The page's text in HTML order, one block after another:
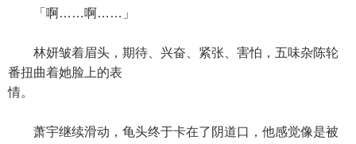
「啊……啊……」
林妍皱着眉头，期待、兴奋、紧张、害怕，五味杂陈轮
番扭曲着她脸上的表
情。
萧宇继续滑动，龟头终于卡在了阴道口，他感觉像是被